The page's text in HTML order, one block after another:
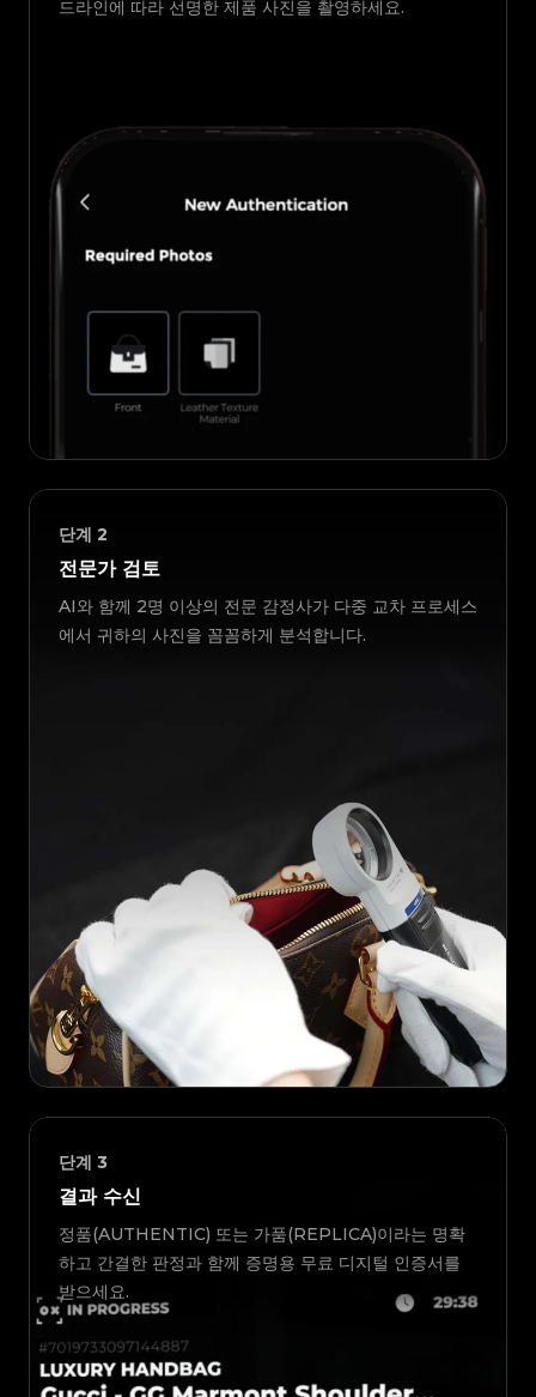
드라인에 따라 선명한 제품 사진을 촬영하세요.
단계 2
전문가 검토
AI와 함께 2명 이상의 전문 감정사가 다중 교차 프로세스
에서 귀하의 사진을 꼼꼼하게 분석합니다.
단계 3
결과 수신
정품(AUTHENTIC) 또는 가품(REPLICA)이라는 명확
하고 간결한 판정과 함께 증명용 무료 디지털 인증서를
받으세요.